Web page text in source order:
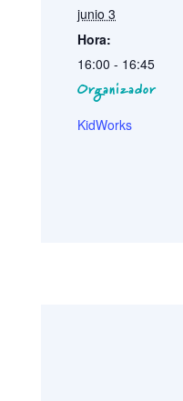
junio 3
Hora:
16:00 - 16:45
Organizador
KidWorks